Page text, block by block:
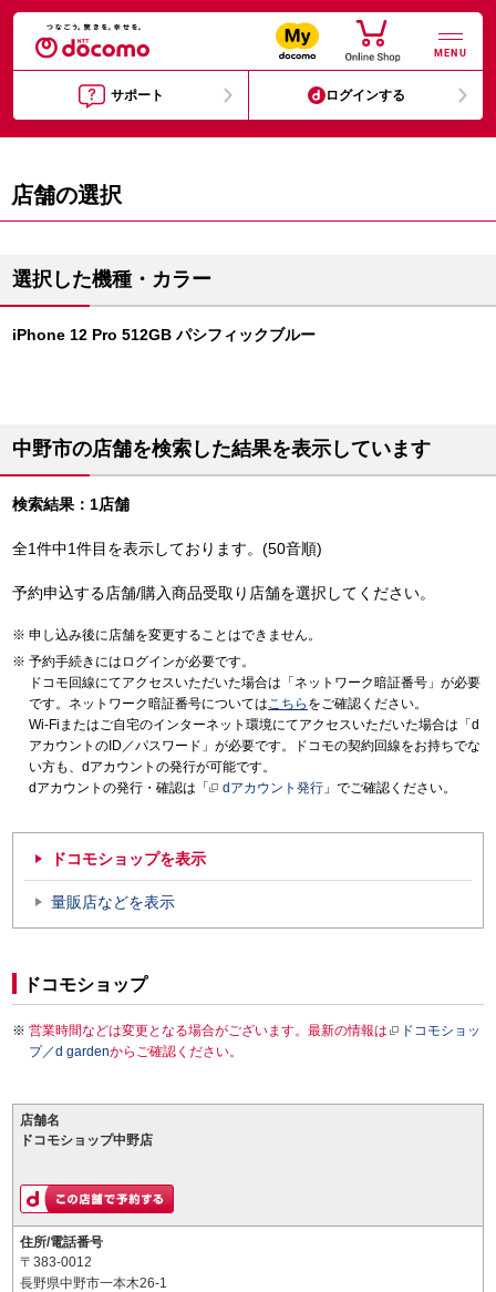
MENU
サポート ログインする
店舗の選択
選択した機種・カラー
iPhone 12 Pro 512GB パシフィックブルー
中野市の店舗を検索した結果を表示しています
検索結果：1店舗
全1件中1件目を表示しております。(50音順)
予約申込する店舗/購入商品受取り店舗を選択してください。
申し込み後に店舗を変更することはできません。
予約手続きにはログインが必要です。
ドコモ回線にてアクセスいただいた場合は「ネットワーク暗証番号」が必要
です。ネットワーク暗証番号についてはこちら をご確認ください。
Wi-Fiまたはご自宅のインターネット環境にてアクセスいただいた場合は「d
アカウントのID／パスワード」が必要です。ドコモの契約回線をお持ちでな
い方も、dアカウントの発行が可能です。
dアカウントの発行・確認は「
dアカウント発行 」でご確認ください。
ドコモショップを表示
量販店などを表示
ドコモショップ
営業時間などは変更となる場合がございます。最新の情報は
ドコモショッ
プ／d gardenからご確認ください。
店舗名
ドコモショップ中野店
住所/電話番号
〒383-0012
長野県中野市一本木26-1